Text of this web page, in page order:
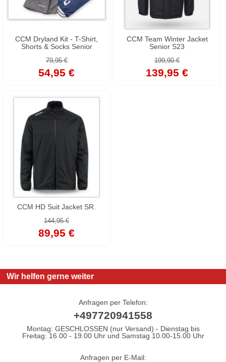
CCM Dryland Kit - T-Shirt,
Shorts & Socks Senior
79,95 €
54,95 €
CCM Team Winter Jacket
Senior S23
199,90 €
139,95 €
CCM HD Suit Jacket SR.
144,95 €
89,95 €
Wir helfen gerne weiter
Anfragen per Telefon:
+497720941558
Montag: GESCHLOSSEN (nur Versand) - Dienstag bis
Freitag: 16.00 - 19.00 Uhr und Samstag 10.00-15.00 Uhr
Anfragen per E-Mail: